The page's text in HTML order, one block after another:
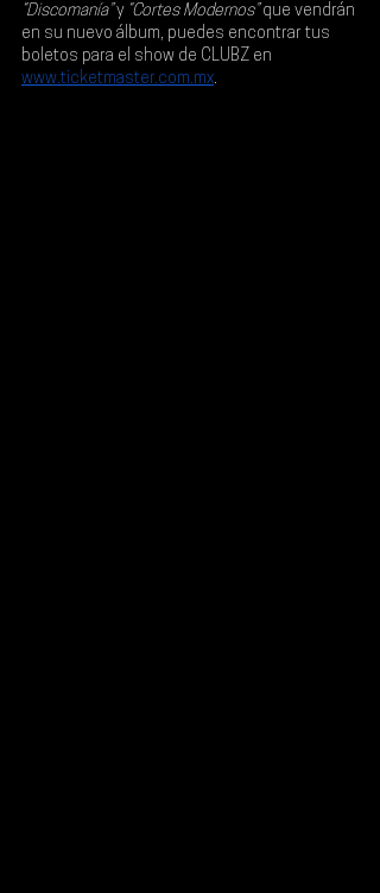
“Discomanía” y “Cortes Modernos” que vendrán
en su nuevo álbum, puedes encontrar tus
boletos para el show de CLUBZ en
www.ticketmaster.com.mx.